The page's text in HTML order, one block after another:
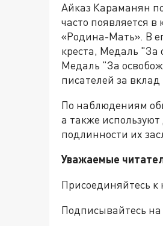
Айказ Караманян
часто появляется
«Родина-Мать». В
креста, Медаль "За
Медаль "За
писателей за
По наблюдениям
а также
подлинности их
Уважаемые
Присоединяйтесь к
Подписывайтесь на